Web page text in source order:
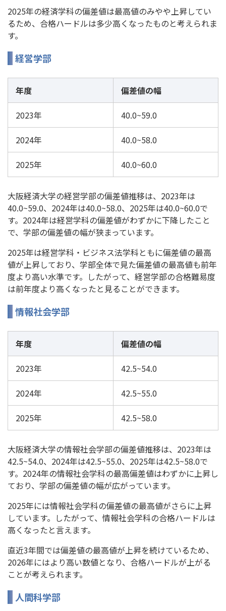
2025年の経済学科の偏差値は最高値のみやや上昇してい
るため、合格ハードルは多少高くなったものと考えられま
す。
経営学部
年度 偏差値の幅
2023年 40.0~59.0
2024年 40.0~58.0
2025年 40.0~60.0
大阪経済大学の経営学部の偏差値推移は、2023年は
40.0~59.0、2024年は40.0~58.0、2025年は40.0~60.0で
す。2024年は経営学科の偏差値がわずかに下降したこと
で、学部の偏差値の幅が狭まっています。
2025年は経営学科・ビジネス法学科ともに偏差値の最高
値が上昇しており、学部全体で見た偏差値の最高値も前年
度より高い水準です。したがって、経営学部の合格難易度
は前年度より高くなったと見ることができます。
情報社会学部
年度 偏差値の幅
2023年 42.5~54.0
2024年 42.5~55.0
2025年 42.5~58.0
大阪経済大学の情報社会学部の偏差値推移は、2023年は
42.5~54.0、2024年は42.5~55.0、2025年は42.5~58.0で
す。2024年の情報社会学科の最高偏差値はわずかに上昇し
ており、学部の偏差値の幅が広がっています。
2025年には情報社会学科の偏差値の最高値がさらに上昇
しています。したがって、情報社会学科の合格ハードルは
高くなったと言えます。
直近3年間では偏差値の最高値が上昇を続けているため、
2026年にはより高い数値となり、合格ハードルが上がる
ことが考えられます。
人間科学部